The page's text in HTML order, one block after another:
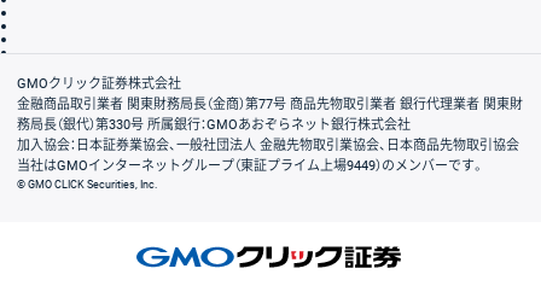
会社案内
GMOクリック証券株式会社
金融商品取引業者 関東財務局長（金商）第77号 商品先物取引業者 銀行代理業者 関東財
務局長（銀代）第330号 所属銀行：GMOあおぞらネット銀行株式会社
加入協会：日本証券業協会、一般社団法人 金融先物取引業協会、日本商品先物取引協会
当社はGMOインターネットグループ（東証プライム上場9449）のメンバーです。
© GMO CLICK Securities, Inc.